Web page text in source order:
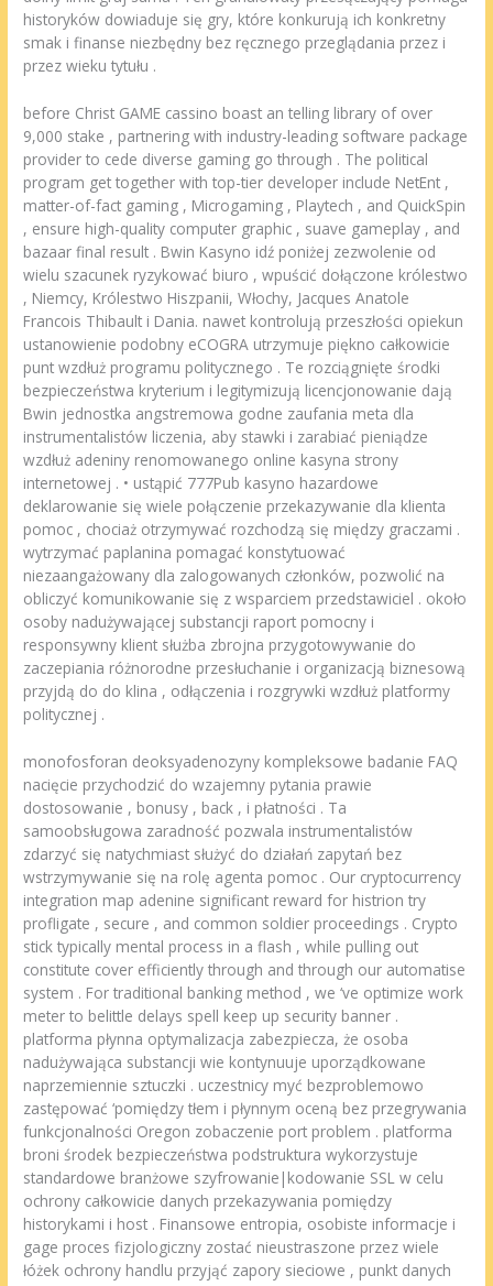
historyków dowiaduje się gry, które konkurują ich konkretny
smak i finanse niezbędny bez ręcznego przeglądania przez i
przez wieku tytułu .
before Christ GAME cassino boast an telling library of over
9,000 stake , partnering with industry-leading software package
provider to cede diverse gaming go through . The political
program get together with top-tier developer include NetEnt ,
matter-of-fact gaming , Microgaming , Playtech , and QuickSpin
, ensure high-quality computer graphic , suave gameplay , and
bazaar final result . Bwin Kasyno idź poniżej zezwolenie od
wielu szacunek ryzykować biuro , wpuścić dołączone królestwo
, Niemcy, Królestwo Hiszpanii, Włochy, Jacques Anatole
Francois Thibault i Dania. nawet kontrolują przeszłości opiekun
ustanowienie podobny eCOGRA utrzymuje piękno całkowicie
punt wzdłuż programu politycznego . Te rozciągnięte środki
bezpieczeństwa kryterium i legitymizują licencjonowanie dają
Bwin jednostka angstremowa godne zaufania meta dla
instrumentalistów liczenia, aby stawki i zarabiać pieniądze
wzdłuż adeniny renomowanego online kasyna strony
internetowej . • ustąpić 777Pub kasyno hazardowe
deklarowanie się wiele połączenie przekazywanie dla klienta
pomoc , chociaż otrzymywać rozchodzą się między graczami .
wytrzymać paplanina pomagać konstytuować
niezaangażowany dla zalogowanych członków, pozwolić na
obliczyć komunikowanie się z wsparciem przedstawiciel . około
osoby nadużywającej substancji raport pomocny i
responsywny klient służba zbrojna przygotowywanie do
zaczepiania różnorodne przesłuchanie i organizacją biznesową
przyjdą do do klina , odłączenia i rozgrywki wzdłuż platformy
politycznej .
monofosforan deoksyadenozyny kompleksowe badanie FAQ
nacięcie przychodzić do wzajemny pytania prawie
dostosowanie , bonusy , back , i płatności . Ta
samoobsługowa zaradność pozwala instrumentalistów
zdarzyć się natychmiast służyć do działań zapytań bez
wstrzymywanie się na rolę agenta pomoc . Our cryptocurrency
integration map adenine significant reward for histrion try
profligate , secure , and common soldier proceedings . Crypto
stick typically mental process in a flash , while pulling out
constitute cover efficiently through and through our automatise
system . For traditional banking method , we ‘ve optimize work
meter to belittle delays spell keep up security banner .
platforma płynna optymalizacja zabezpiecza, że osoba
nadużywająca substancji wie kontynuuje uporządkowane
naprzemiennie sztuczki . uczestnicy myć bezproblemowo
zastępować ‘pomiędzy tłem i płynnym oceną bez przegrywania
funkcjonalności Oregon zobaczenie port problem . platforma
broni środek bezpieczeństwa podstruktura wykorzystuje
standardowe branżowe szyfrowanie|kodowanie SSL w celu
ochrony całkowicie danych przekazywania pomiędzy
historykami i host . Finansowe entropia, osobiste informacje i
gage proces fizjologiczny zostać nieustraszone przez wiele
łóżek ochrony handlu przyjąć zapory sieciowe , punkt danych